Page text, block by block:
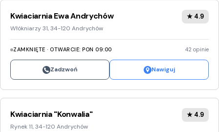
Kwiaciarnia Ewa Andrychów
Włókniarzy 31, 34-120 Andrychów
★ 4.9
ZAMKNIĘTE · OTWARCIE: PON 09:00 42 opinie
Zadzwoń Nawiguj
Kwiaciarnia "Konwalia"
Rynek 11, 34-120 Andrychów
★ 4.9